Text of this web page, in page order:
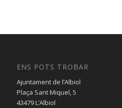
ENS POTS TROBAR
Ajuntament de l’Albiol
Plaça Sant Miquel, 5
43479 L’Albiol